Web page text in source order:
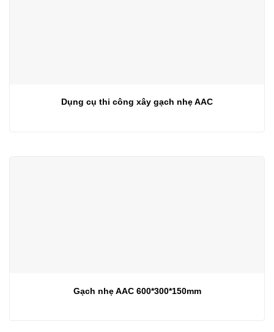
Dụng cụ thi công xây gạch nhẹ AAC
Gạch nhẹ AAC 600*300*150mm